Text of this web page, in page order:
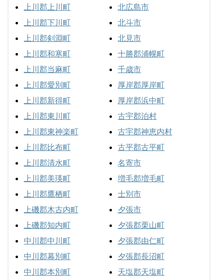
上川郡上川町
上川郡下川町
上川郡剣淵町
上川郡和寒町
上川郡当麻町
上川郡愛別町
上川郡新得町
上川郡東川町
上川郡東神楽町
上川郡比布町
上川郡清水町
上川郡美瑛町
上川郡鷹栖町
上磯郡木古内町
上磯郡知内町
中川郡中川町
中川郡幕別町
中川郡本別町
北広島市
北斗市
北見市
十勝郡浦幌町
千歳市
厚岸郡厚岸町
厚岸郡浜中町
古宇郡泊村
古宇郡神恵内村
古平郡古平町
名寄市
増毛郡増毛町
士別市
夕張市
夕張郡栗山町
夕張郡由仁町
夕張郡長沼町
天塩郡天塩町